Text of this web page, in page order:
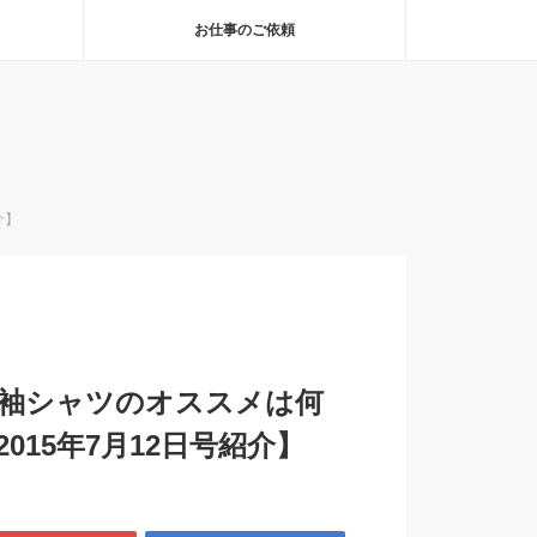
お仕事のご依頼
シャツのオススメは何
年7月12日号紹介】